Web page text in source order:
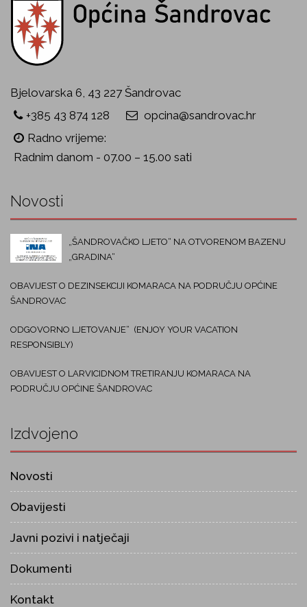
Bjelovarska 6, 43 227 Šandrovac
+385 43 874 128
opcina@sandrovac.hr
Radno vrijeme:
Radnim danom - 07.00 – 15.00 sati
Novosti
„ŠANDROVAČKO LJETO“ NA OTVORENOM BAZENU
„GRADINA“
OBAVIJEST O DEZINSEKCIJI KOMARACA NA PODRUČJU OPĆINE
ŠANDROVAC
ODGOVORNO LJETOVANJE“ (ENJOY YOUR VACATION
RESPONSIBLY)
OBAVIJEST O LARVICIDNOM TRETIRANJU KOMARACA NA
PODRUČJU OPĆINE ŠANDROVAC
Izdvojeno
Novosti
Obavijesti
Javni pozivi i natječaji
Dokumenti
Kontakt